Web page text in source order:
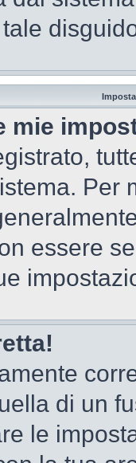
mie
Per
essere
di un
le